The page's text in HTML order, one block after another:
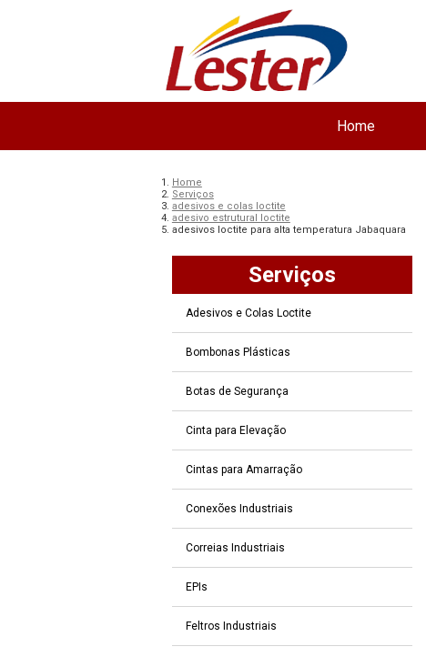
Home
Home
Serviços
adesivos e colas loctite
adesivo estrutural loctite
adesivos loctite para alta temperatura Jabaquara
Serviços
Adesivos e Colas Loctite
Bombonas Plásticas
Botas de Segurança
Cinta para Elevação
Cintas para Amarração
Conexões Industriais
Correias Industriais
EPIs
Feltros Industriais